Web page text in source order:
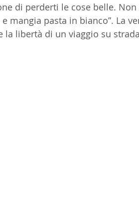
di perderti le cose belle.
mangia pasta in bianco”. La
la libertà di un viaggio su